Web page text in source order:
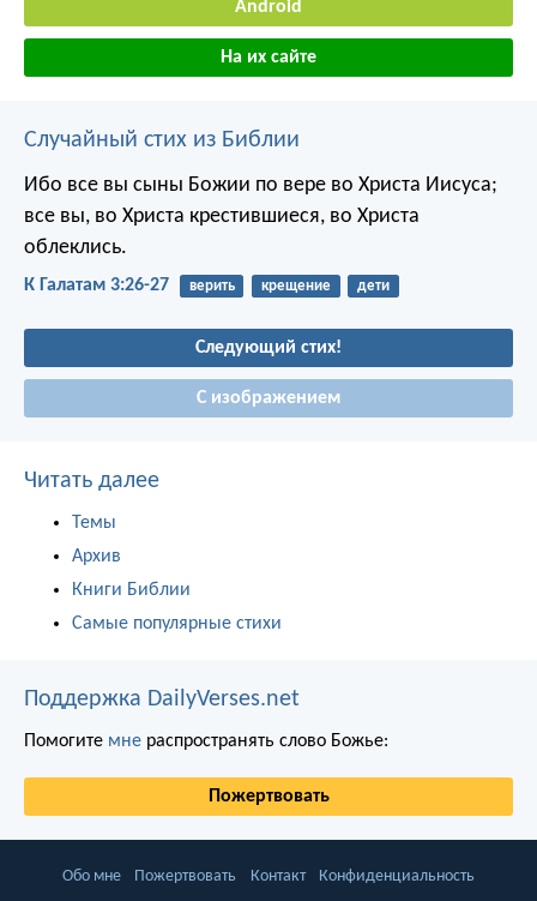
Android
На их сайте
Случайный стих из Библии
Ибо все вы сыны Божии по вере во Христа Иисуса;
все вы, во Христа крестившиеся, во Христа
облеклись.
К Галатам 3:26-27 верить крещение дети
Следующий стих!
С изображением
Читать далее
Темы
Архив
Книги Библии
Самые популярные стихи
Поддержка DailyVerses.net
Помогите мне распространять слово Божье:
Пожертвовать
Обо мне Пожертвовать Контакт Конфиденциальность